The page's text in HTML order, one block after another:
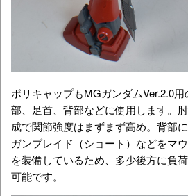
ポリキャップもMGガンダムVer.2.0
部、足首、背部などに使用します。
成で関節強度はまずまず高め。背部
ガンブレイド（ショート）などをマ
を装備しているため、多少後方に負
可能です。